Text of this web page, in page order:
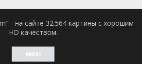
- на сайте 32.564 картины с хорошим
HD качеством.